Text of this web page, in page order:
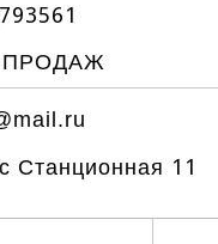
793561
ПРОДАЖ
Станционная 11